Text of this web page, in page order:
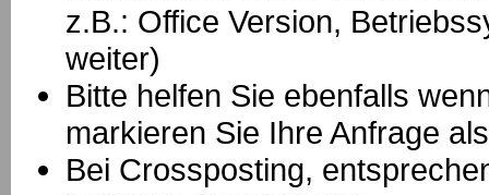
z.B.: Office Version,
weiter)
Bitte helfen Sie ebenfalls
markieren Sie Ihre Anfrage
Bei Crossposting,